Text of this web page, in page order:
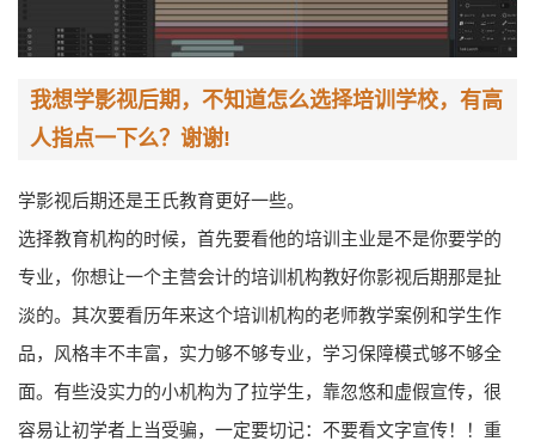
我想学影视后期，不知道怎么选择培训学校，有高
人指点一下么？谢谢!
学影视后期还是王氏教育更好一些。
选择教育机构的时候，首先要看他的培训主业是不是你要学的
专业，你想让一个主营会计的培训机构教好你影视后期那是扯
淡的。其次要看历年来这个培训机构的老师教学案例和学生作
品，风格丰不丰富，实力够不够专业，学习保障模式够不够全
面。有些没实力的小机构为了拉学生，靠忽悠和虚假宣传，很
容易让初学者上当受骗，一定要切记：不要看文字宣传！！重